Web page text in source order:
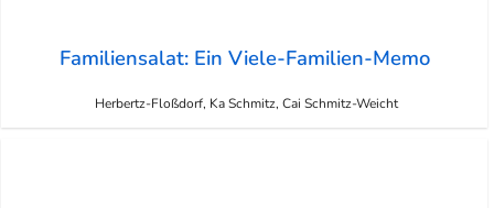
Familiensalat: Ein Viele-Familien-Memo
Herbertz-Floßdorf, Ka Schmitz, Cai Schmitz-Weicht